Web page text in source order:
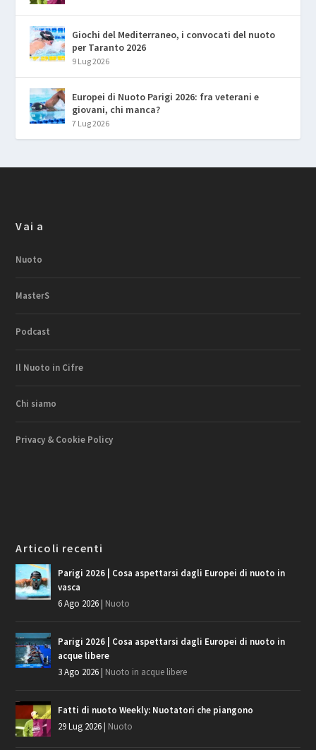
Giochi del Mediterraneo, i convocati del nuoto
per Taranto 2026
9 Lug 2026
Europei di Nuoto Parigi 2026: fra veterani e
giovani, chi manca?
7 Lug 2026
Vai a
Nuoto
MasterS
Podcast
Il Nuoto in Cifre
Chi siamo
Privacy & Cookie Policy
Articoli recenti
Parigi 2026 | Cosa aspettarsi dagli Europei di nuoto in
vasca
6 Ago 2026| Nuoto
Parigi 2026 | Cosa aspettarsi dagli Europei di nuoto in
acque libere
3 Ago 2026| Nuoto in acque libere
Fatti di nuoto Weekly: Nuotatori che piangono
29 Lug 2026| Nuoto